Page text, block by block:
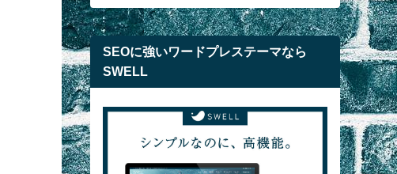
SEOに強いワードプレステーマなら
SWELL